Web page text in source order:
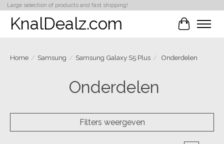
Large selection of products and fast shipping!
KnalDealz.com
Home / Samsung / Samsung Galaxy S5 Plus / Onderdelen
Onderdelen
Filters weergeven